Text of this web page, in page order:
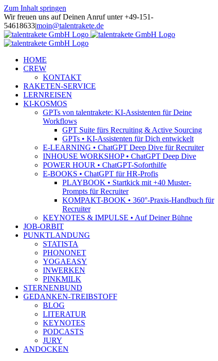
Zum Inhalt springen
Wir freuen uns auf Deinen Anruf unter +49-151-
54618633|moin@talentrakete.de
HOME
CREW
KONTAKT
RAKETEN-SERVICE
LERNREISEN
KI-KOSMOS
GPTs von talentrakete: KI-Assistenten für Deine
Workflows
GPT Suite fürs Recruiting & Active Sourcing
GPTs • KI-Assistenten für Dich entwickelt
E-LEARNING • ChatGPT Deep Dive für Recruiter
INHOUSE WORKSHOP • ChatGPT Deep Dive
POWER HOUR • ChatGPT-Soforthilfe
E-BOOKS • ChatGPT für HR-Profis
PLAYBOOK • Startkick mit +40 Muster-
Prompts für Recruiter
KOMPAKT-BOOK • 360°-Praxis-Handbuch für
Recruiter
KEYNOTES & IMPULSE • Auf Deiner Bühne
JOB-ORBIT
PUNKTLANDUNG
STATISTA
PHONONET
YOGAEASY
INWERKEN
PINKMILK
STERNENBUND
GEDANKEN-TREIBSTOFF
BLOG
LITERATUR
KEYNOTES
PODCASTS
JURY
ANDOCKEN